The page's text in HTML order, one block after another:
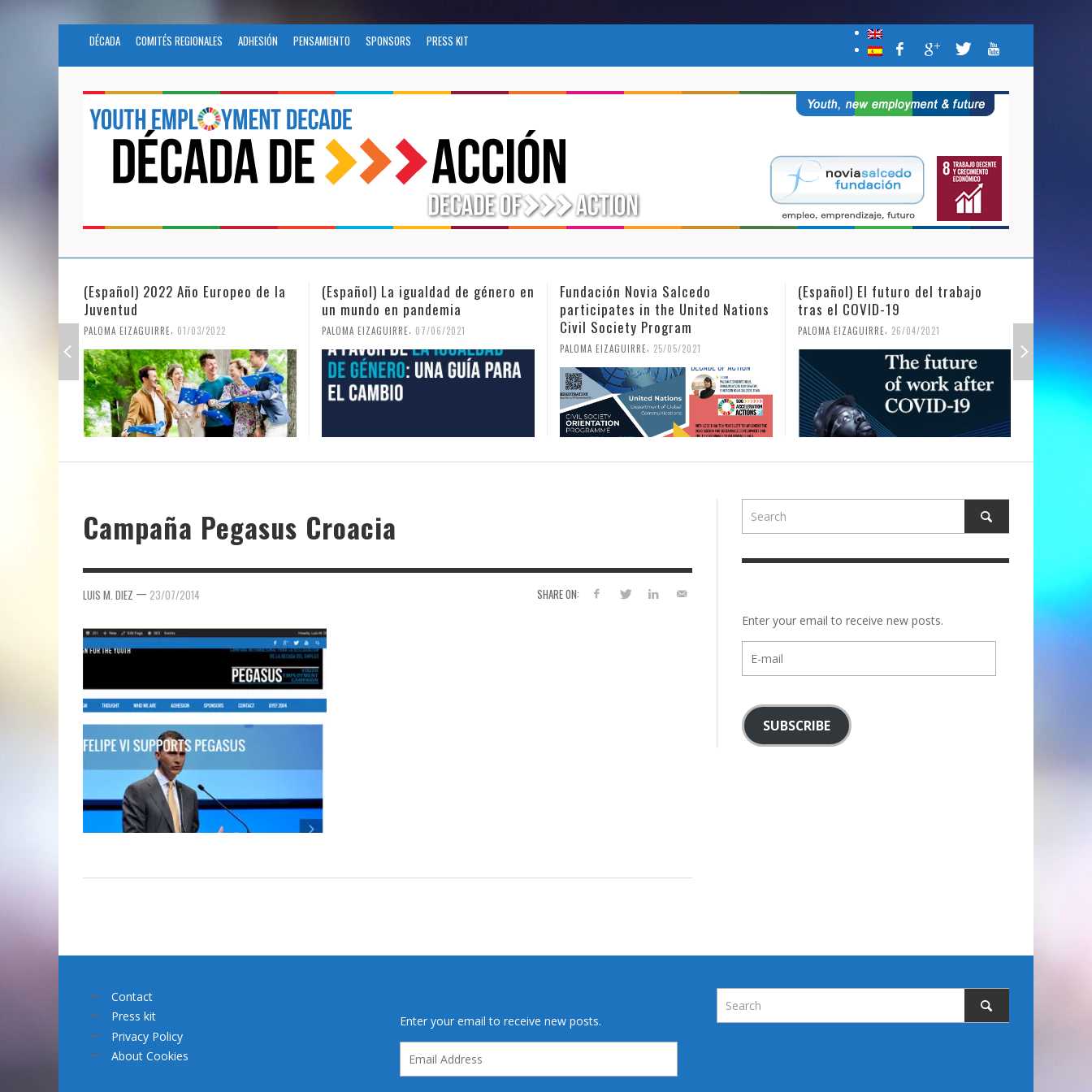
DÉCADA COMITÉS REGIONALES ADHESIÓN PENSAMIENTO SPONSORS PRESS KIT
(Español) 2022 Año Europeo de la
Juventud
PALOMA EIZAGUIRRE 01/03/2022
(Español) La igualdad de género en
un mundo en pandemia
PALOMA EIZAGUIRRE 07/06/2021
Fundación Novia Salcedo
participates in the United Nations
Civil Society Program
PALOMA EIZAGUIRRE 25/05/2021
(Español) El futuro del trabajo
tras el COVID-19
PALOMA EIZAGUIRRE 26/04/2021
Campaña Pegasus Croacia
SHARE ON:
LUIS M. DIEZ — 23/07/2014
Enter your email to receive new posts.
mail
SUBSCRIBE
Contact
Press kit
Privacy Policy
About Cookies
Enter your email to receive new posts.
Address